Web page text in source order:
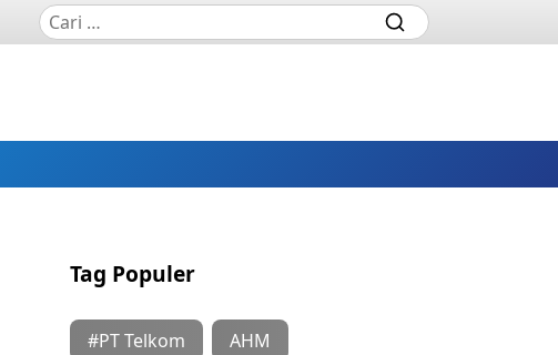
Tag Populer
#PT Telkom AHM